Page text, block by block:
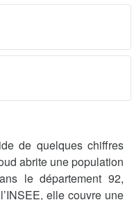
de quelques chiffres
abrite une population
le département 92,
elle couvre une